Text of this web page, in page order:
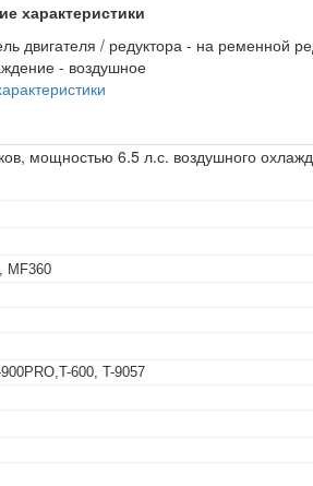
характеристики
двигателя / редуктора - на ременной
- воздушное
мощностью 6.5 л.с. воздушного
MF360
600, T-9057